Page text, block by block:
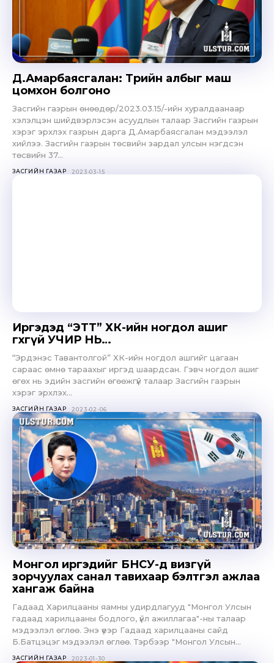
Д.Амарбаясгалан: Төрийн албыг маш
цомхон болгоно
Засгийн газрын өнөөдөр/2023.03.15/-ийн хуралдаанаар
хэлэлцэн шийдвэрлэсэн асуудлын талаар Засгийн газрын
хэрэг эрхлэх газрын дарга Д.Амарбаясгалан мэдээлэл
хийлээ. Засгийн газрын төсвийн зардал улсын нэгдсэн
төсвийн 37...
ЗАСГИЙН ГАЗАР 2023-03-15
Иргэдэд “ЭТТ” ХК-ийн ногдол ашиг
өгөхгүй УЧИР НЬ…
“Эрдэнэс Тавантолгой” ХК-ийн ногдол ашгийг цагаан
сараас өмнө тараахыг иргэд шаардсан. Гэвч ногдол ашиг
өгөх нь эдийн засгийн өгөөжгүй талаар Засгийн газрын
хэрэг эрхлэх...
ЗАСГИЙН ГАЗАР 2023-02-06
Монгол иргэдийг БНСУ-д визгүй
зорчуулах санал тавихаар бэлтгэл ажлаа
хангаж байна
Гадаад Харилцааны яамны удирдлагууд "Монгол Улсын
гадаад харилцааны бодлого, үйл ажиллагаа"-ны талаар
мэдээлэл өглөө. Энэ үеэр Гадаад харилцааны сайд
Б.Батцэцэг мэдээлэл өглөө. Тэрбээр "Монгол Улсын...
ЗАСГИЙН ГАЗАР 2023-01-30